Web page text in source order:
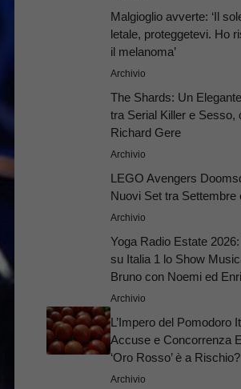
Malgioglio avverte: ‘Il
letale, proteggetevi. Ho
il melanoma’
Archivio
The Shards: Un
tra Serial Killer e Sesso,
Richard Gere
Archivio
LEGO Avengers
Nuovi Set tra Settembre
Archivio
Yoga Radio Estate
su Italia 1 lo Show
Bruno con Noemi ed
Archivio
L’Impero del Pomodoro
Accuse e Concorrenza
‘Oro Rosso’ è a Rischio?
Archivio